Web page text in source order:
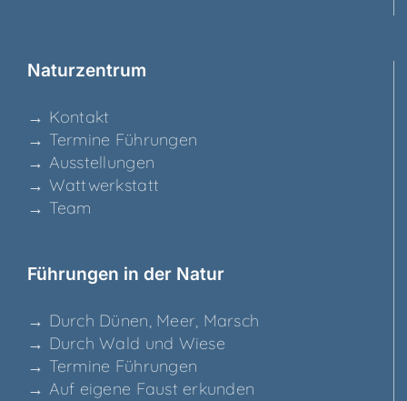
Natur­zen­trum
→ Kon­takt
→ Ter­mi­ne Führungen
→ Aus­stel­lun­gen
→ Watt­werk­statt
→ Team
Füh­run­gen in der Natur
→ Durch Dünen, Meer, Marsch
→ Durch Wald und Wiese
→ Ter­mi­ne Führungen
→ Auf eige­ne Faust erkunden